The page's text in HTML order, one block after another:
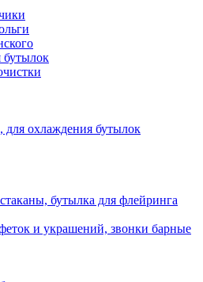
охлаждения бутылок
бутылка для флейринга
и украшений, звонки барные